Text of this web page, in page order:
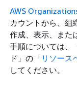
AWS
カウントから、組
作成、表示、また
手順については、
ド」の「 リソース
してください。